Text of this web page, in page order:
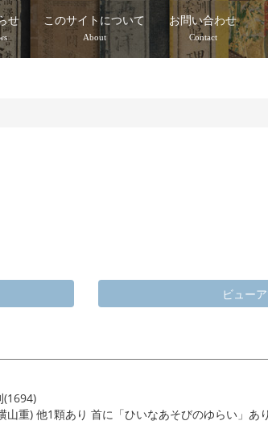
せ このサイトについて
About
お問い合わせ
Contact
ビュー
(1694)
山重) 他1顆あり 首に「ひいなあそびのゆらい」あ